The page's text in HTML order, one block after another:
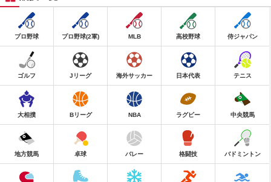
プロ野球 プロ野球(2軍) MLB 高校野球 侍ジャパン
ゴルフ Jリーグ 海外サッカー 日本代表 テニス
大相撲 Bリーグ NBA ラグビー 中央競馬
地方競馬 卓球 バレー 格闘技 バドミントン